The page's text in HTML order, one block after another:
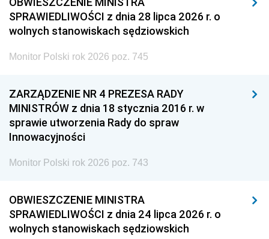
SPRAWIEDLIWOŚCI z dnia 28 lipca 2026 r. o
wolnych stanowiskach sędziowskich
Monitor Polski rok 2026 poz. 745
ZARZĄDZENIE NR 4 PREZESA RADY
MINISTRÓW z dnia 18 stycznia 2016 r. w
sprawie utworzenia Rady do spraw
Innowacyjności
Monitor Polski rok 2026 poz. 743
OBWIESZCZENIE MINISTRA
SPRAWIEDLIWOŚCI z dnia 24 lipca 2026 r. o
wolnych stanowiskach sędziowskich